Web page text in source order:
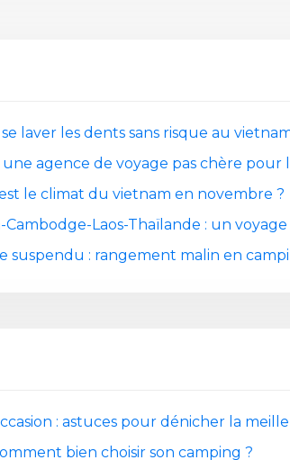
laver les dents sans risque au
agence de voyage pas chère pour
le climat du vietnam en novembre ?
Laos-Thaïlande : un
suspendu : rangement malin en
: astuces pour dénicher la
bien choisir son camping ?